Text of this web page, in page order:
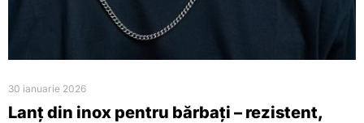
30 ianuarie 2026
Lanț din inox pentru bărbați – rezistent,